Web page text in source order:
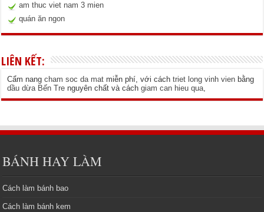
am thuc viet nam 3 mien
quán ăn ngon
LIÊN KẾT:
Cẩm nangcham soc da mat miễn phí, với cáchtriet long vinh vien bằng
dầu dừa Bến Tre nguyên chất và cáchgiam can hieu qua,
BÁNH HAY LÀM
Cách làm bánh bao
Cách làm bánh kem